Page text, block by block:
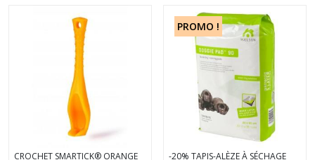
(1 avis)
CROCHET SMARTICK® ORANGE
PROMO !
-20% TAPIS-ALÈZE À SÉCHAGE